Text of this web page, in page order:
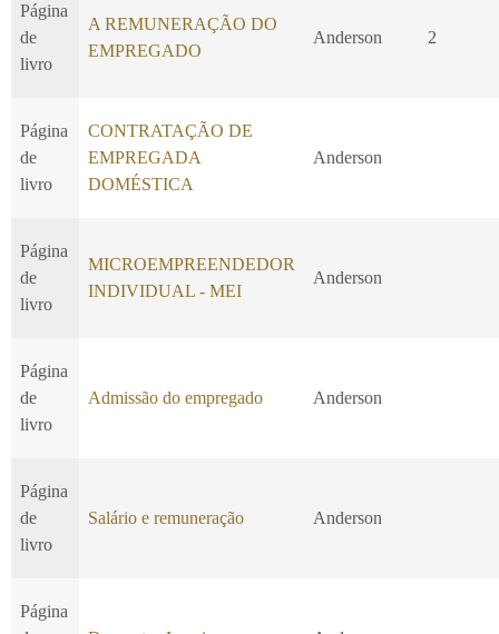
Página
de
livro
A REMUNERAÇÃO DO
EMPREGADO
Anderson 2
Página
de
livro
CONTRATAÇÃO DE
EMPREGADA
DOMÉSTICA
Anderson
Página
de
livro
MICROEMPREENDEDOR
INDIVIDUAL - MEI
Anderson
Página
de
livro
Admissão do empregado Anderson
Página
de
livro
Salário e remuneração Anderson
Página